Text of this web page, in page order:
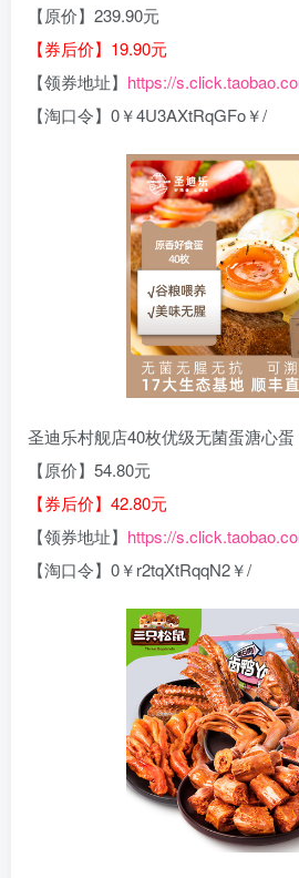
【原价】239.90元
【券后价】19.90元
【领券地址】 https://
【淘口令】0￥4U3AXtRqGFo￥/
圣迪乐村舰店40枚优级无菌蛋溏心蛋
【原价】54.80元
【券后价】42.80元
【领券地址】 https://
【淘口令】0￥r2tqXtRqqN2￥/